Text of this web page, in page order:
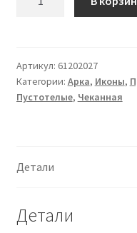
Артикул: 61202027
Категории: Арка, Иконы,
Пустотелые, Чеканная
Детали
Детали